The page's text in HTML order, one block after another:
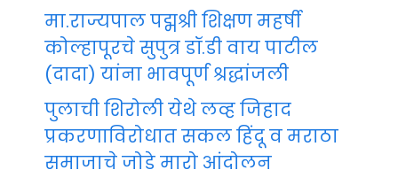
मा.राज्यपाल पद्मश्री शिक्षण महर्षी
कोल्हापूरचे सुपुत्र डॉ.डी वाय पाटील
(दादा) यांना भावपूर्ण श्रद्धांजली
पुलाची शिरोली येथे लव्ह जिहाद
प्रकरणाविरोधात सकल हिंदू व मराठा
समाजाचे जोडे मारो आंदोलन